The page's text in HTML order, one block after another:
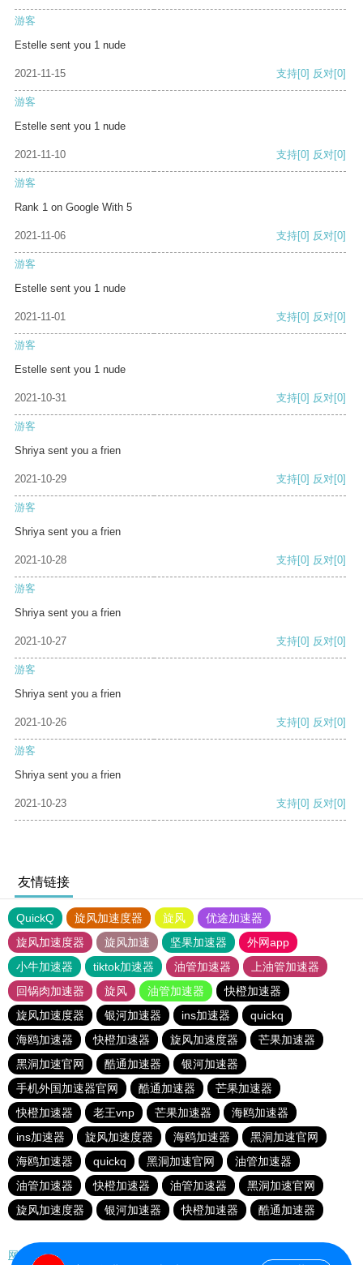
游客
Estelle sent you 1 nude
2021-11-15 支持[0] 反对[0]
游客
Estelle sent you 1 nude
2021-11-10 支持[0] 反对[0]
游客
Rank 1 on Google With 5
2021-11-06 支持[0] 反对[0]
游客
Estelle sent you 1 nude
2021-11-01 支持[0] 反对[0]
游客
Estelle sent you 1 nude
2021-10-31 支持[0] 反对[0]
游客
Shriya sent you a frien
2021-10-29 支持[0] 反对[0]
游客
Shriya sent you a frien
2021-10-28 支持[0] 反对[0]
游客
Shriya sent you a frien
2021-10-27 支持[0] 反对[0]
游客
Shriya sent you a frien
2021-10-26 支持[0] 反对[0]
游客
Shriya sent you a frien
2021-10-23 支持[0] 反对[0]
友情链接
QuickQ 旋风加速度器 旋风
优途加速器
旋风加速度器
旋风加速 坚果加速器
外网app
小牛加速器
tiktok加速器 油管加速器
上油管加速器
回锅肉加速器
旋风 油管加速器
快橙加速器
旋风加速度器
银河加速器 ins加速器
quickq
海鸥加速器
快橙加速器 旋风加速度器
芒果加速器
黑洞加速官网
酷通加速器
银河加速器
手机外国加速器官网
酷通加速器
芒果加速器
快橙加速器
老王vnp 芒果加速器
海鸥加速器
ins加速器
旋风加速度器 海鸥加速器
黑洞加速官网
海鸥加速器
quickq 黑洞加速官网
油管加速器
油管加速器
快橙加速器 油管加速器
黑洞加速官网
旋风加速度器
银河加速器 快橙加速器 酷通加速器
网站地图